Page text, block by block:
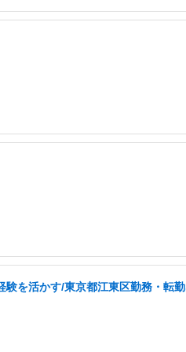
を活かす/東京都江東区勤務・転